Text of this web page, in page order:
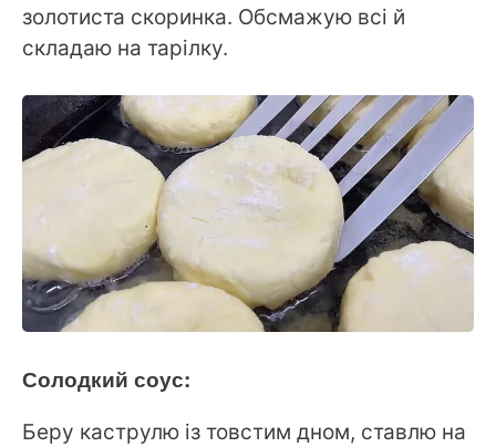
золотиста скоринка. Обсмажую всі й
складаю на тарілку.
Солодкий соус:
Беру каструлю із товстим дном, ставлю на